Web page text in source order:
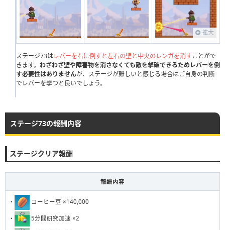
221 222 225 227 228 229 230
232 233 234 235 236 237 238 239 240
拡大
ステージ73はレバーを右に倒すと左右の壁と中央のレンガを消すことがで
きます。 わざわざ壁や障害物を消さなくても敵を撃破できるためレバーを倒
す必要性はありませんが、ステージが難しいと感じる場合はご自身の判断
でレバーを撃つと良いでしょう。
ステージ73の報酬内容
ステージクリア報酬
報酬内容
・ コーヒー豆 ×140,000
・ 5分間研究加速 ×2